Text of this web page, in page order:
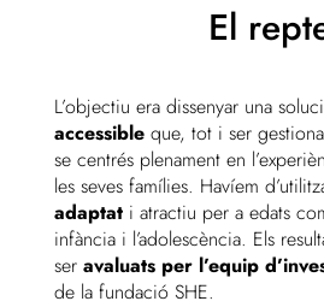
El
L’objectiu era dissenyar una
accessibleque, tot i ser
se centrés plenament en
les seves famílies. Havíem
adaptati atractiu per a edats
infància i l’adolescència. Els
ser avaluats per l’equip
de la fundació SHE.